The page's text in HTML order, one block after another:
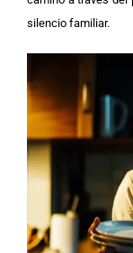
silencio familiar.